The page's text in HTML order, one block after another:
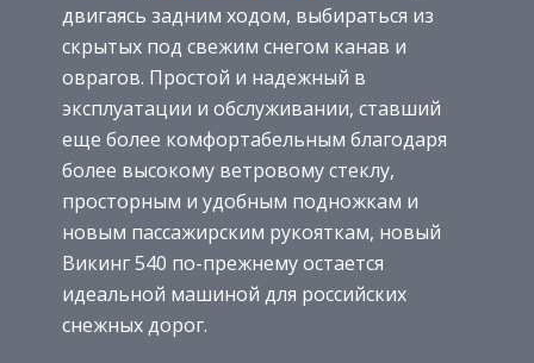
двигаясь задним ходом, выбираться из
скрытых под свежим снегом канав и
оврагов. Простой и надежный в
эксплуатации и обслуживании, ставший
еще более комфортабельным благодаря
более высокому ветровому стеклу,
просторным и удобным подножкам и
новым пассажирским рукояткам, новый
Викинг 540 по-прежнему остается
идеальной машиной для российских
снежных дорог.